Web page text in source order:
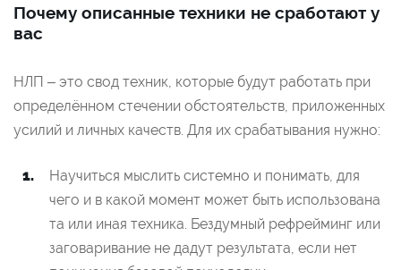
Почему описанные техники не сработают у
вас
НЛП – это свод техник, которые будут работать при
определённом стечении обстоятельств, приложенных
усилий и личных качеств. Для их срабатывания нужно:
Научиться мыслить системно и понимать, для
чего и в какой момент может быть использована
та или иная техника. Бездумный рефрейминг или
заговаривание не дадут результата, если нет